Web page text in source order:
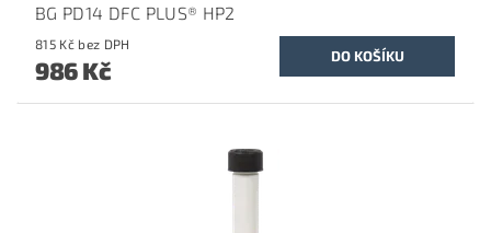
BG PD14 DFC PLUS® HP2
815 Kč bez DPH
986 Kč